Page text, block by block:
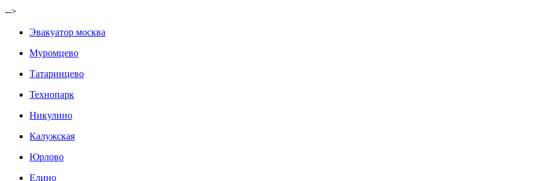
-->
Эвакуатор москва
Муромцево
Татаринцево
Технопарк
Никулино
Калужская
Юрлово
Елино